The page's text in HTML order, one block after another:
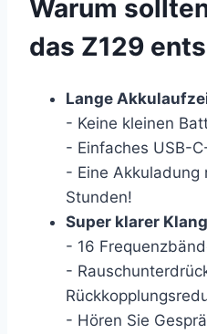
Warum
das Z129
Lange
- Keine kleinen
- Einfaches USB-
- Eine
Stunden!
Super klarer Klang
- 16
-
- Hören Sie